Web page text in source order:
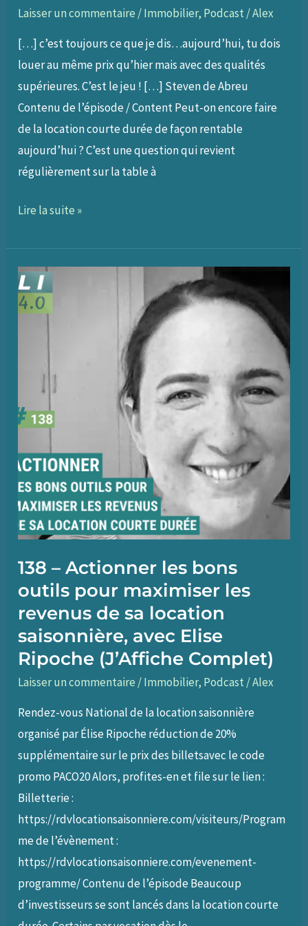
Laisser un commentaire /Immobilier, Podcast /Alex
[…] c’est toujours ce que je dis…aujourd’hui, tu dois
louer au même prix qu’hier mais avec des qualités
supérieures. C’est le jeu ! […] Steven de Abreu
Contenu de l’épisode / Content Peut-on encore faire
de la location courte durée de façon rentable
aujourd’hui ? C’est une question qui revient
régulièrement sur la table à
194
Lancer
des
projets
de
échelle,
Steven
De
Abreu
(Realife)
Lire la suite »
138 – Actionner les bons
outils pour maximiser les
revenus de sa location
saisonnière, avec Elise
Ripoche (J’Affiche Complet)
Laisser un commentaire /Immobilier, Podcast /Alex
Rendez-vous National de la location saisonnière
organisé par Élise Ripoche réduction de 20%
supplémentaire sur le prix des billetsavec le code
promo PACO20 Alors, profites-en et file sur le lien :
Billetterie :
https://rdvlocationsaisonniere.com/visiteurs/Program
me de l’évènement :
https://rdvlocationsaisonniere.com/evenement-
programme/ Contenu de l’épisode Beaucoup
d’investisseurs se sont lancés dans la location courte